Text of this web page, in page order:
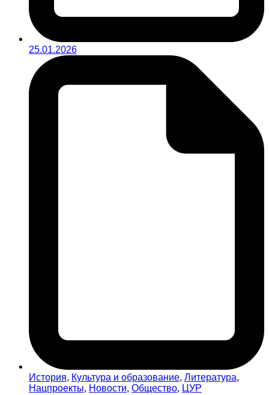
25.01.2026
История, Культура и образование, Литература,
Нацпроекты, Новости, Общество, ЦУР